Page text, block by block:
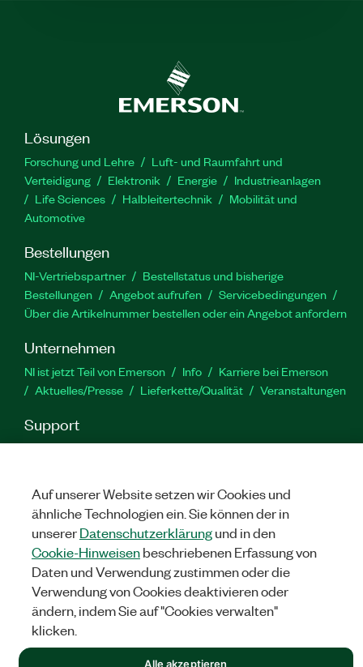
Lösungen
Forschung und Lehre
Luft- und Raumfahrt und
Verteidigung
Elektronik Energie
Industrieanlagen
Life Sciences
Halbleitertechnik
Mobilität und
Automotive
Bestellungen
NI-Vertriebspartner
Bestellstatus und bisherige
Bestellungen
Angebot aufrufen
Servicebedingungen
Über die Artikelnummer bestellen oder ein Angebot anfordern
Unternehmen
NI ist jetzt Teil von Emerson Info
Karriere bei Emerson
Aktuelles/Presse
Lieferkette/Qualität Veranstaltungen
Support
Downloads Produktdokumentation
Diskussionsforen
YouTube
Twitter
RECHTLICHE HINWEISE
©NATIONAL INSTRUMENTS CORP. ALLE RECHTE VORBEHALTEN.
Auf unserer Website setzen wir Cookies und
ähnliche Technologien ein. Sie können der in
unsererDatenschutzerklärungund in den
Cookie-Hinweisenbeschriebenen Erfassung von
Daten und Verwendung zustimmen oder die
Verwendung von Cookies deaktivieren oder
ändern, indem Sie auf "Cookies verwalten"
klicken.
Alle akzeptieren